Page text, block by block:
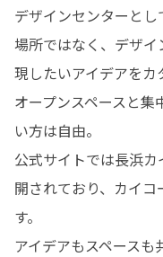
デザインセンターと
場所ではなく、デザ
現したいアイデアをカ
オープンスペースと
い方は自由。
公式サイトでは長浜
開されており、カイ
す。
アイデアもスペース